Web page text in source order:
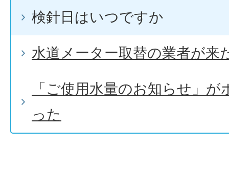
検針日はいつですか
水道メーター取替の業者が来
「ご使用水量のお知らせ」
った